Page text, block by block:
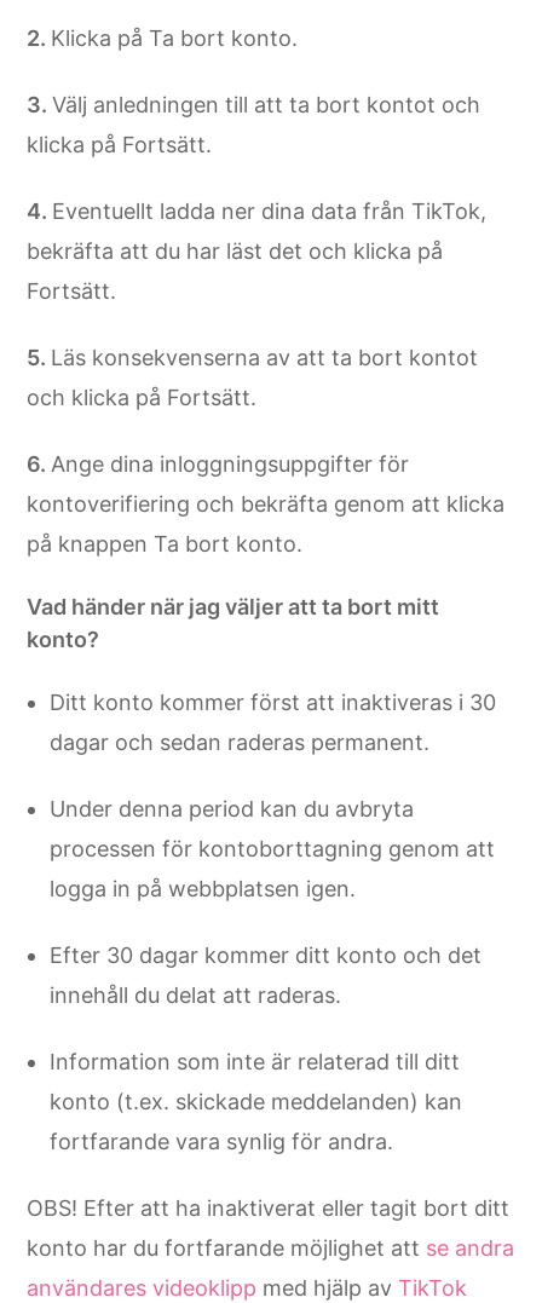
Klicka på Ta bort konto.
Välj anledningen till att ta bort kontot och
klicka på Fortsätt.
Eventuellt ladda ner dina data från TikTok,
bekräfta att du har läst det och klicka på
Fortsätt.
Läs konsekvenserna av att ta bort kontot
och klicka på Fortsätt.
Ange dina inloggningsuppgifter för
kontoverifiering och bekräfta genom att klicka
på knappen Ta bort konto.
Vad händer när jag väljer att ta bort mitt
konto?
Ditt konto kommer först att inaktiveras i 30
dagar och sedan raderas permanent.
Under denna period kan du avbryta
processen för kontoborttagning genom att
logga in på webbplatsen igen.
Efter 30 dagar kommer ditt konto och det
innehåll du delat att raderas.
Information som inte är relaterad till ditt
konto (t.ex. skickade meddelanden) kan
fortfarande vara synlig för andra.
OBS! Efter att ha inaktiverat eller tagit bort ditt
konto har du fortfarande möjlighet att se andra
användares videoklipp med hjälp av TikTok